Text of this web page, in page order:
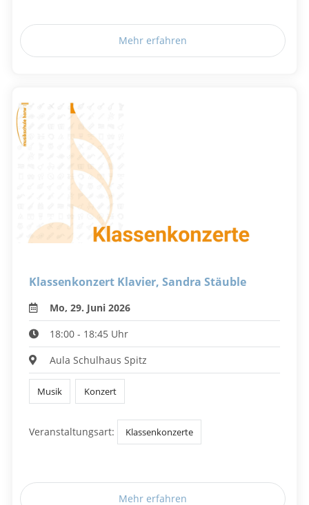
Mehr erfahren
Klassenkonzert Klavier, Sandra Stäuble
Mo, 29. Juni 2026
18:00 - 18:45 Uhr
Aula Schulhaus Spitz
Musik Konzert
Veranstaltungsart: Klassenkonzerte
Mehr erfahren